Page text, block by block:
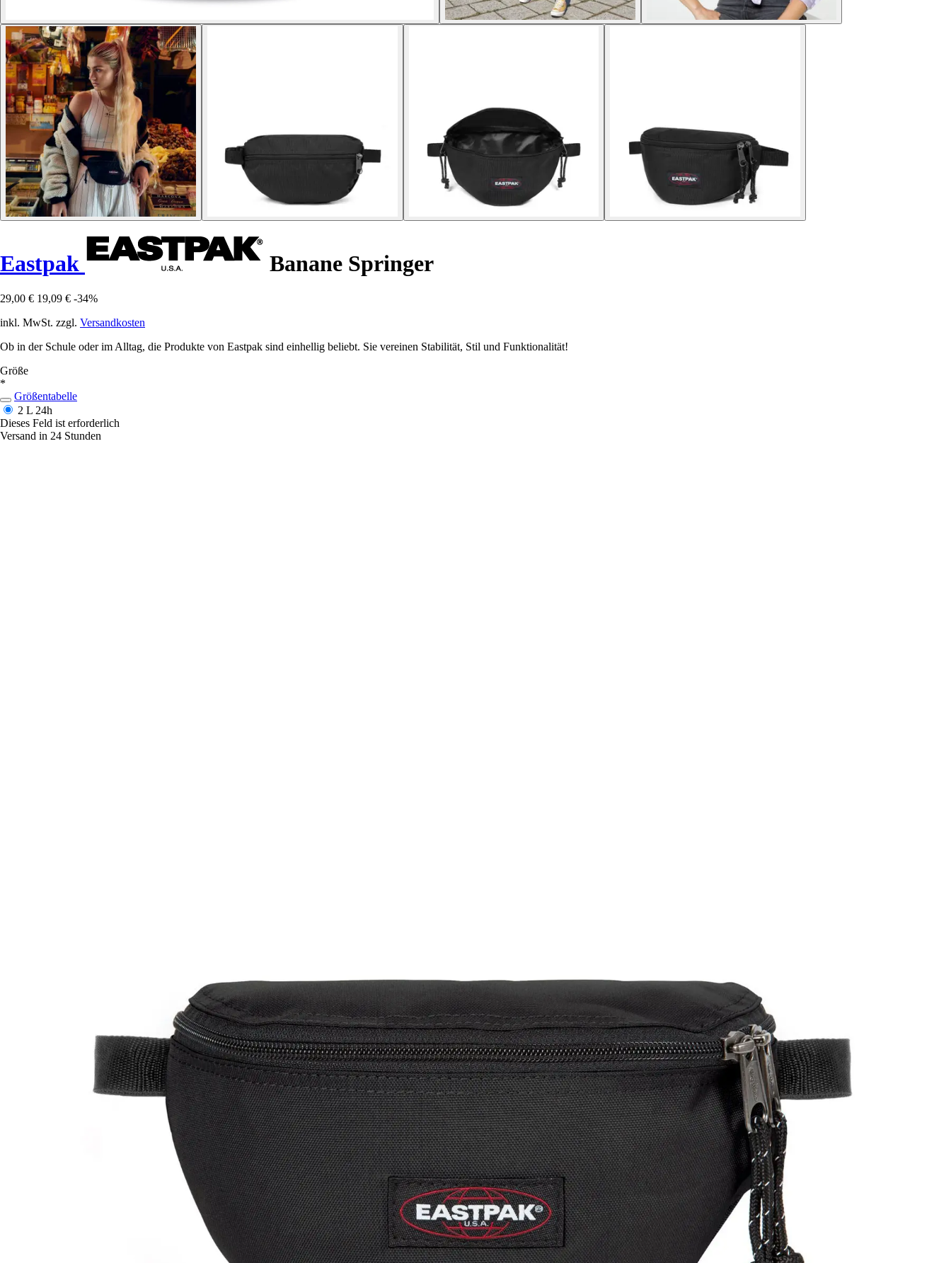
Eastpak Banane Springer
29,00 € 19,09 € -34%
inkl. MwSt. zzgl. Versandkosten
Ob in der Schule oder im Alltag, die Produkte von Eastpak sind einhellig beliebt. Sie vereinen Stabilität, Stil und Funktionalität!
Größe
*
Größentabelle
2 L 24h
Dieses Feld ist erforderlich
Versand in 24 Stunden